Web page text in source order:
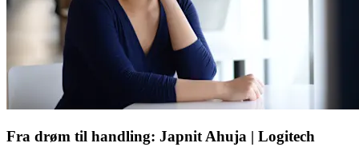
Fra drøm til handling: Japnit Ahuja | Logitech